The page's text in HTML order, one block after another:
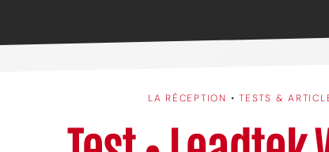
LA RÉCEPTION •TESTS &